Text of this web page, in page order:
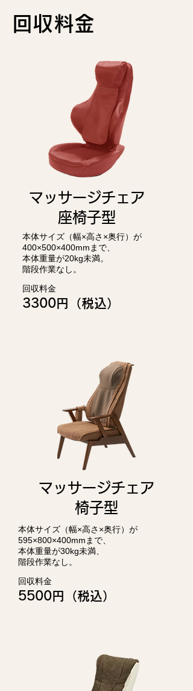
回収料金
マッサージチェア
​座椅子型
本体サイズ（幅×高さ×奥行）が
400×500×400mmまで、
本体重量が20kg未満。
階段作業なし。
回収料金
3300円（税込）
マッサージチェア
椅子型
本体サイズ（幅×高さ×奥行）が
595×800×400mmまで、
本体重量が30kg未満、
階段作業なし。
回収料金
5500円（税込）